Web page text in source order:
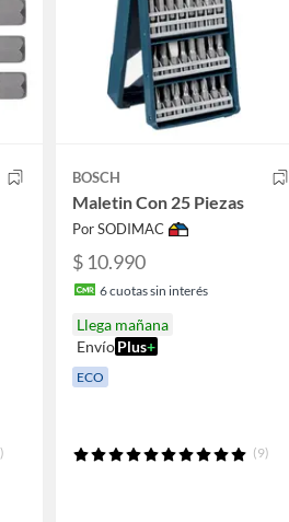
BOSCH
Maletin Con 25 Piezas
Por SODIMAC
$ 10.990
6cuotas sin interés
Llega mañana
EnvíoPlus+
ECO
(9)